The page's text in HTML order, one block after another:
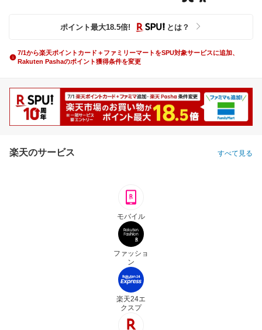
ポイント最大18.5倍! とは？
7/1から楽天ポイントカード＋ファミリーマートをSPU対象サービスに追加、
Rakuten Pashaのポイント獲得条件を変更
楽天のサービス すべて見る
モバイル
ファッショ
ン
楽天24エ
クスプ